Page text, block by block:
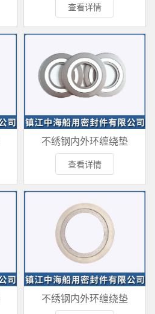
查看详情
不绣钢内外环缠绕垫
查看详情
不绣钢内外环缠绕垫